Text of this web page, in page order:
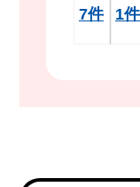
7件 1件